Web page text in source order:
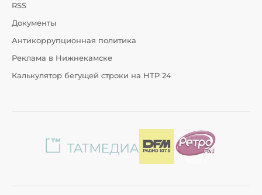
RSS
Документы
Антикоррупционная политика
Реклама в Нижнекамске
Калькулятор бегущей строки на НТР 24